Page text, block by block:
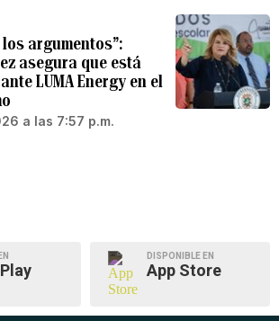
argumentos”:
asegura que está
LUMA Energy en el
a las 7:57 p.m.
DISPONIBLE EN
App Store